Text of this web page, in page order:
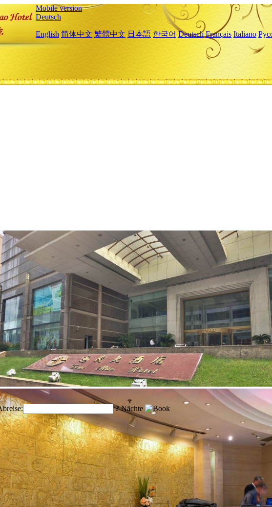
Mobile version
Deutsch
English 简体中文 繁體中文 日本語 한국어 Deutsch Français Italiano
?Nächte